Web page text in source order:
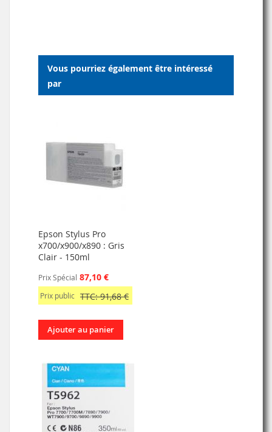
D’ENVIE
D’ENVIE
Vous pourriez également être intéressé
par
Epson Stylus Pro
x700/x900/x890 : Gris
Clair - 150ml
Prix Spécial 87,10 €
Prix public TTC: 91,68 €
Ajouter au panier